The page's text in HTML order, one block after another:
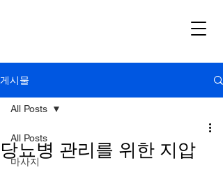
게시물
All Posts
마사지
All Posts
당뇨병 관리를 위한 지압